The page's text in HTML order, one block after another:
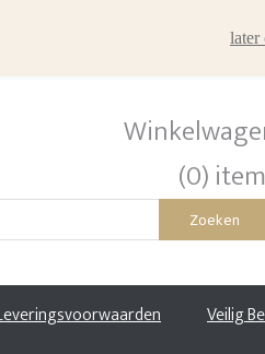
(0)
Zoeken
Veilig
later